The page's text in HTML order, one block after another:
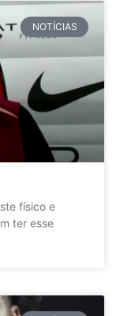
NOTÍCIAS
físico e
ter esse